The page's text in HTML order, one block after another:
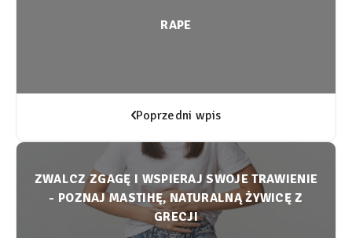
RAPE
Poprzedni wpis
ZWALCZ ZGAGĘ I WSPIERAJ SWOJE TRAWIENIE
- POZNAJ MASTIHĘ, NATURALNĄ ŻYWICĘ Z
GRECJI